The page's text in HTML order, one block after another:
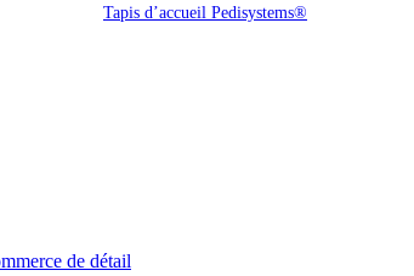
Tapis d’accueil Pedisystems®